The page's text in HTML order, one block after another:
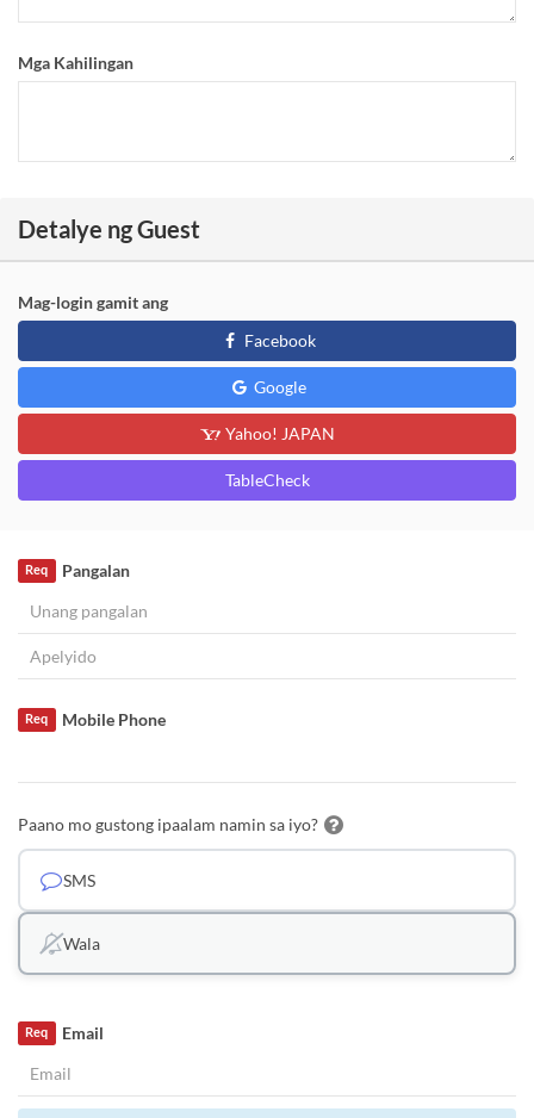
Mga Kahilingan
Detalye ng Guest
Mag-login gamit ang
Facebook
Google
Yahoo! JAPAN
TableCheck
Pangalan
Req
Mobile Phone
Req
Paano mo gustong ipaalam namin sa iyo?
SMS
Wala
Email
Req